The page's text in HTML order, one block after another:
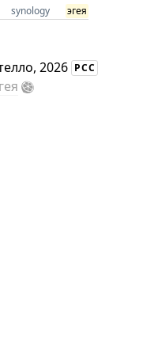
synology эгея
, 2026 РСС